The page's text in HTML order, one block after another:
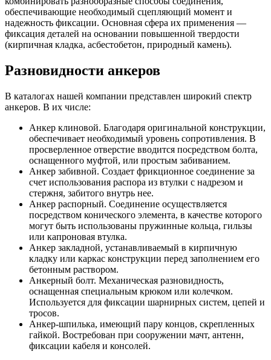
обеспечивающие необходимый сцепляющий момент и
надежность фиксации. Основная сфера их применения —
фиксация деталей на основании повышенной твердости
(кирпичная кладка, асбестобетон, природный камень).
Разновидности анкеров
В каталогах нашей компании представлен широкий спектр
анкеров. В их числе:
Анкер клиновой. Благодаря оригинальной конструкции,
обеспечивает необходимый уровень сопротивления. В
просверленное отверстие вводится посредством болта,
оснащенного муфтой, или простым забиванием.
Анкер забивной. Создает фрикционное соединение за
счет использования распора из втулки с надрезом и
стержня, забитого внутрь нее.
Анкер распорный. Соединение осуществляется
посредством конического элемента, в качестве которого
могут быть использованы пружинные кольца, гильзы
или капроновая втулка.
Анкер закладной, устанавливаемый в кирпичную
кладку или каркас конструкции перед заполнением его
бетонным раствором.
Анкерный болт. Механическая разновидность,
оснащенная специальным крюком или колечком.
Используется для фиксации шарнирных систем, цепей и
тросов.
Анкер-шпилька, имеющий пару концов, скрепленных
гайкой. Востребован при сооружении мачт, антенн,
фиксации кабеля и консолей.